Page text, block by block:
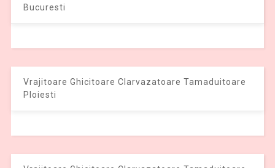
Bucuresti
Vrajitoare Ghicitoare Clarvazatoare Tamaduitoare
Ploiesti